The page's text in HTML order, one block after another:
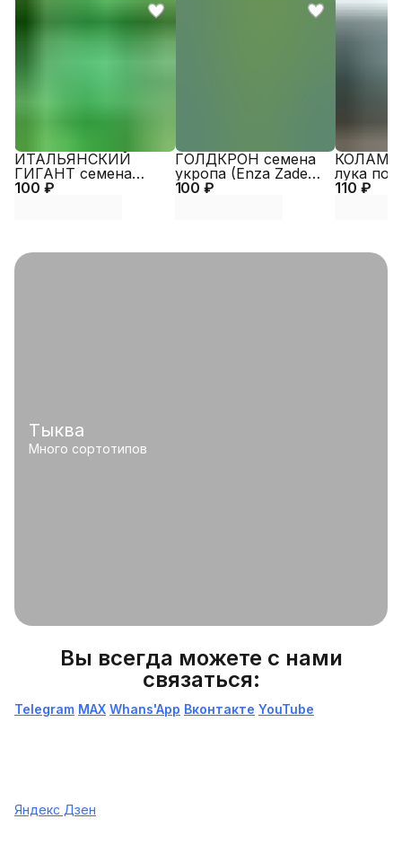
100 ₽
ИТАЛЬЯНСКИЙ
ГИГАНТ семена
петрушки (Enza
100 ₽
ГОЛДКРОН семена
укропа (Enza Zaden |
Alexagro)
110 ₽
лука
Alexagro)
Тыква
Много сортотипов
Вы всегда можете с нами
связаться:
Telegram МАХ Whans'App Вконтакте YouTube
Яндекс Дзен